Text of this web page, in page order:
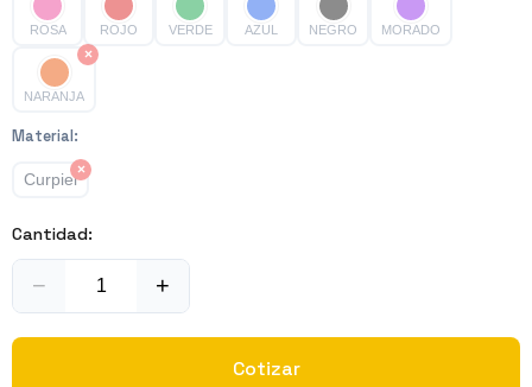
ROSA ROJO VERDE AZUL NEGRO MORADO
NARANJA
×
Material:
Curpiel
×
Cantidad:
− +
Cotizar